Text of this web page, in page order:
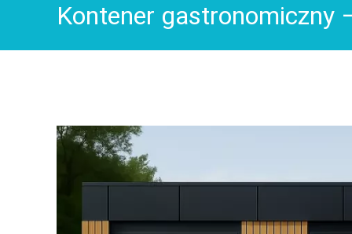
Kontener gastronomiczny